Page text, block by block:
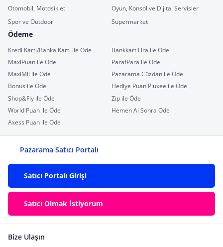
Otomobil, Motosiklet
Oyun, Konsol ve Dijital Servisler
Spor ve Outdoor
Süpermarket
Ödeme
Kredi Kartı/Banka Kartı ile Öde
Bankkart Lira ile Öde
MaxiPuan ile Öde
ParafPara ile Öde
MaxiMil ile Öde
Pazarama Cüzdan ile Öde
Bonus ile Öde
Hediye Puan Pluxee ile Öde
Shop&Fly ile Öde
Zip ile Öde
World Puan ile Öde
Hemen Al Sonra Öde
Axess Puan ile Öde
Pazarama Satıcı Portalı
Satıcı Portalı Girişi
Satıcı Olmak İstiyorum
Bize Ulaşın